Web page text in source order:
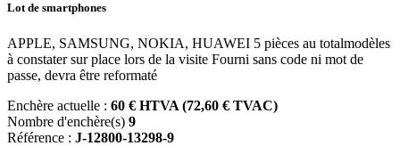
Lot de smartphones
APPLE, SAMSUNG, NOKIA, HUAWEI 5 pièces au totalmodèles
à constater sur place lors de la visite Fourni sans code ni mot de
passe, devra être reformaté
Enchère actuelle : 60 € HTVA (72,60 € TVAC)
Nombre d'enchère(s) 9
Référence : J-12800-13298-9